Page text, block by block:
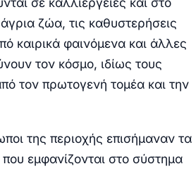
ζώα, τις καθυστερήσεις
καιρικά φαινόμενα και άλλες
τον κόσμο, ιδίως τους
τον πρωτογενή τομέα και την
της περιοχής επισήμαναν τα
εμφανίζονται στο σύστημα